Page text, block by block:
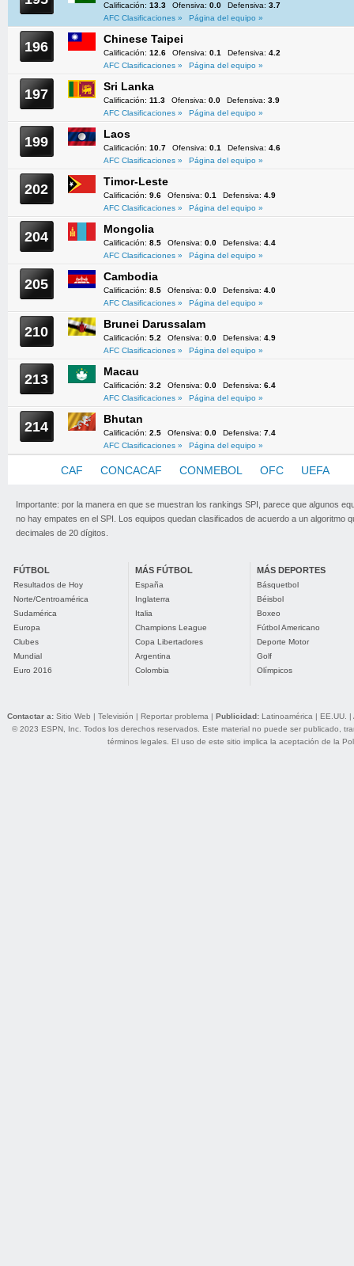
Calificación: 13.3 Ofensiva: 0.0 Defensiva: 3.7
AFC Clasificaciones »
Página del equipo »
196 Chinese Taipei
Calificación: 12.6 Ofensiva: 0.1 Defensiva: 4.2
AFC Clasificaciones »
Página del equipo »
197 Sri Lanka
Calificación: 11.3 Ofensiva: 0.0 Defensiva: 3.9
AFC Clasificaciones »
Página del equipo »
199 Laos
Calificación: 10.7 Ofensiva: 0.1 Defensiva: 4.6
AFC Clasificaciones »
Página del equipo »
202 Timor-Leste
Calificación: 9.6 Ofensiva: 0.1 Defensiva: 4.9
AFC Clasificaciones »
Página del equipo »
204 Mongolia
Calificación: 8.5 Ofensiva: 0.0 Defensiva: 4.4
AFC Clasificaciones »
Página del equipo »
205 Cambodia
Calificación: 8.5 Ofensiva: 0.0 Defensiva: 4.0
AFC Clasificaciones »
Página del equipo »
210 Brunei Darussalam
Calificación: 5.2 Ofensiva: 0.0 Defensiva: 4.9
AFC Clasificaciones »
Página del equipo »
213 Macau
Calificación: 3.2 Ofensiva: 0.0 Defensiva: 6.4
AFC Clasificaciones »
Página del equipo »
214 Bhutan
Calificación: 2.5 Ofensiva: 0.0 Defensiva: 7.4
AFC Clasificaciones »
Página del equipo »
CAF CONCACAF CONMEBOL OFC UEFA
Importante: por la manera en que se muestran los rankings SPI, parece que algunos
no hay empates en el SPI. Los equipos quedan clasificados de acuerdo a un algoritmo
decimales de 20 dígitos.
FÚTBOL
Resultados de Hoy
Norte/Centroamérica
Sudamérica
Europa
Clubes
Mundial
Euro 2016
MÁS FÚTBOL
España
Inglaterra
Italia
Champions League
Copa Libertadores
Argentina
Colombia
MÁS DEPORTES
Básquetbol
Béisbol
Boxeo
Fútbol Americano
Deporte Motor
Golf
Olímpicos
Contactar a: Sitio Web | Televisión | Reportar problema | Publicidad: Latinoamérica | EE.UU. |
© 2023 ESPN, Inc. Todos los derechos reservados. Este material no puede ser publicado,
términos legales. El uso de este sitio implica la aceptación de la